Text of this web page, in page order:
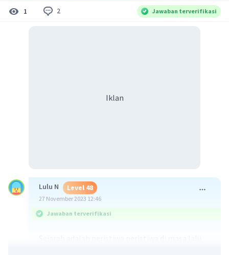
1 2 Jawaban terverifikasi
Iklan
Lulu N Level 48
27 November 2023 12:46
Jawaban terverifikasi